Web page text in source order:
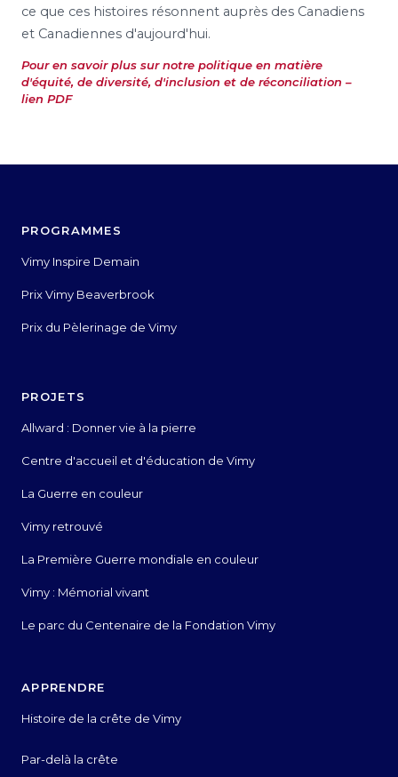
ce que ces histoires résonnent auprès des Canadiens
et Canadiennes d'aujourd'hui.
Pour en savoir plus sur notre politique en matière
d'équité, de diversité, d'inclusion et de réconciliation –
lien PDF
PROGRAMMES
Vimy Inspire Demain
Prix Vimy Beaverbrook
Prix du Pèlerinage de Vimy
PROJETS
Allward : Donner vie à la pierre
Centre d'accueil et d'éducation de Vimy
La Guerre en couleur
Vimy retrouvé
La Première Guerre mondiale en couleur
Vimy : Mémorial vivant
Le parc du Centenaire de la Fondation Vimy
APPRENDRE
Histoire de la crête de Vimy
Par-delà la crête